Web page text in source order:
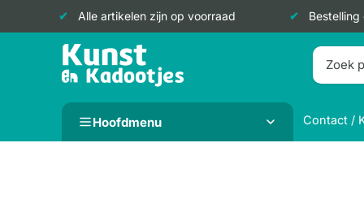
Alle artikelen zijn op voorraad
Doorgaan
Hoofdmenu Contact /